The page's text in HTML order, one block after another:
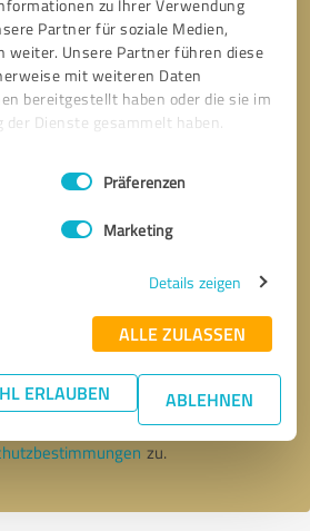
zu Ihrer Verwendung
Partner für soziale Medien,
weiter. Unsere Partner führen diese
mit weiteren Daten
bereitgestellt haben oder die sie im
Dienste gesammelt haben.
Präferenzen
Marketing
Details zeigen
ALLE ZULASSEN
ERLAUBEN ABLEHNEN
* Erforderliche Angaben
Nachricht senden
zu.